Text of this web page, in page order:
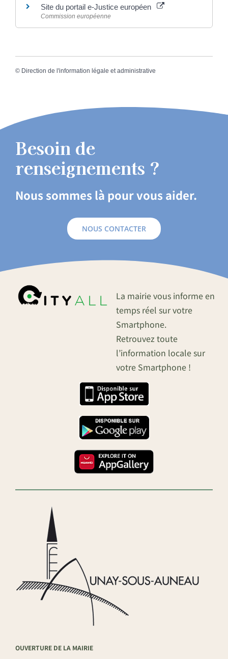
Site du portail e-Justice européen
Commission européenne
© Direction de l'information légale et administrative
Besoin de
renseignements ?
Nous sommes là pour vous aider.
NOUS CONTACTER
La mairie vous informe en
temps réel sur votre
Smartphone.
Retrouvez toute
l’information locale sur
votre Smartphone !
OUVERTURE DE LA MAIRIE